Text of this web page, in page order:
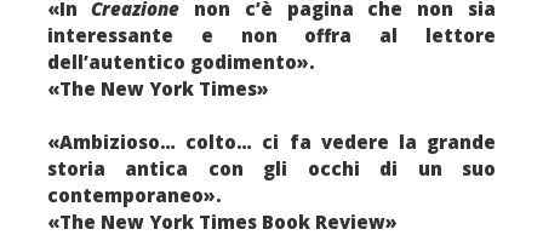
«In Creazione non c’è pagina che non sia
interessante e non offra al lettore
dell’autentico godimento».
«The New York Times»
«Ambizioso… colto… ci fa vedere la grande
storia antica con gli occhi di un suo
contemporaneo».
«The New York Times Book Review»